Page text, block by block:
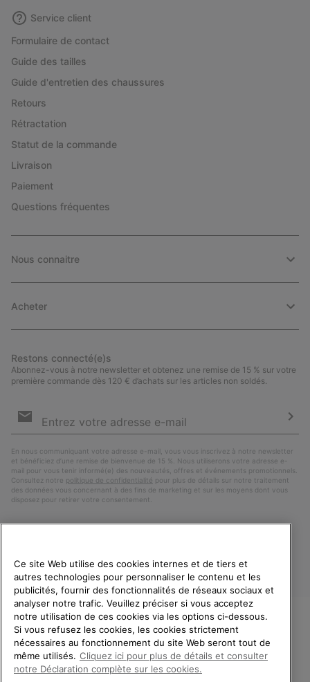
Service client
Formulaire de contact
Guide des tailles
Guide d'entretien des chaussures
Retours
Rétractation
Statut de la commande
Livraison
Paiement
Questions fréquentes
Nous connaitre
Acheter
Restons connecté(e)s
Abonnez-vous à notre newsletter et obtenez une remise de 15 % sur votre
première commande dès 120 € d’achats sur les articles non soldés.
par
En nous communiquant votre adresse e-mail, vous vous inscrivez à notre newsletter
et bénéficiez d’une remise de bienvenue de 15 %. Nous utiliserons votre adresse e-
mail pour vous tenir informé(e) des nouveautés, offres et événements promotionnels.
Consultez notre politique de confidentialité pour plus de détails sur notre traitement
des données vous concernant à des fins de marketing et sur les moyens dont vous
disposez pour retirer votre consentement.
France
©2026 SOREL. Tous droits réservés.
BIENVENUE CHEZ SOREL.
VEUILLEZ SÉLECTIONNER
VOTRE PAYS DE LIVRAISON.
Ce site Web utilise des cookies internes et de tiers et
autres technologies pour personnaliser le contenu et les
publicités, fournir des fonctionnalités de réseaux sociaux et
analyser notre trafic. Veuillez préciser si vous acceptez
notre utilisation de ces cookies via les options ci-dessous.
Si vous refusez les cookies, les cookies strictement
nécessaires au fonctionnement du site Web seront tout de
même utilisés. Cliquez ici pour plus de détails et consulter
notre Déclaration complète sur les cookies.